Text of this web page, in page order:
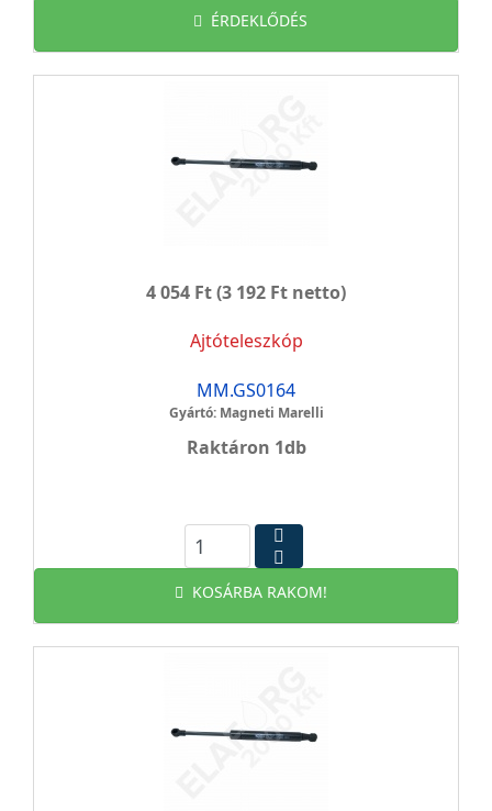
ÉRDEKLŐDÉS
4 054 Ft(3 192 Ft netto)
Ajtóteleszkóp
MM.GS0164
Gyártó: Magneti Marelli
Raktáron 1db
KOSÁRBA RAKOM!